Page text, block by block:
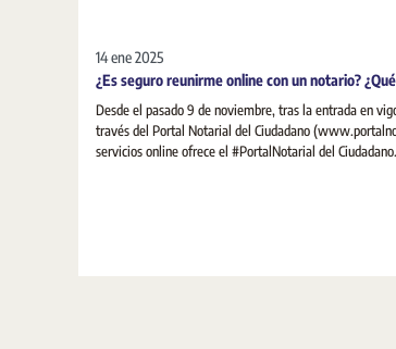
14 ene 2025
¿Es seguro reunirme online con un notario?
Desde el pasado 9 de noviembre, tras la entrada en
través del Portal Notarial del Ciudadano
servicios online ofrece el #PortalNotarial del Ciudadano.